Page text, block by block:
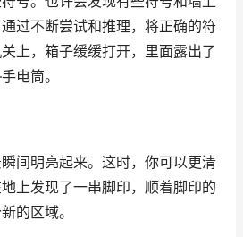
过不断尝试和推理，将正确的符
上，箱子缓缓打开，里面露出了
电筒。
间明亮起来。这时，你可以更清
上发现了一串脚印，顺着脚印的
的区域。